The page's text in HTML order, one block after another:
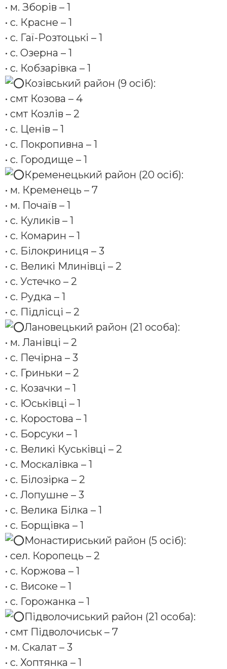
• м. Зборів – 1
• с. Красне – 1
• с. Гаї-Розтоцькі – 1
• с. Озерна – 1
• с. Кобзарівка – 1
Козівський район (9 осіб):
• смт Козова – 4
• смт Козлів – 2
• с. Ценів – 1
• с. Покропивна – 1
• с. Городище – 1
Кременецький район (20 осіб):
• м. Кременець – 7
• м. Почаїв – 1
• с. Куликів – 1
• с. Комарин – 1
• с. Білокриниця – 3
• с. Великі Млинівці – 2
• с. Устечко – 2
• с. Рудка – 1
• с. Підлісці – 2
️Лановецький район (21 особа):
• м. Ланівці – 2
• с. Печірна – 3
• с. Гриньки – 2
• с. Козачки – 1
• с. Юськівці – 1
• с. Коростова – 1
• с. Борсуки – 1
• с. Великі Куськівці – 2
• с. Москалівка – 1
• с. Білозірка – 2
• с. Лопушне – 3
• с. Велика Білка – 1
• с. Борщівка – 1
Монастириський район (5 осіб):
• сел. Коропець – 2
• с. Коржова – 1
• с. Високе – 1
• с. Горожанка – 1
Підволочиський район (21 особа):
• смт Підволочиськ – 7
• м. Скалат – 3
• с. Хоптянка – 1